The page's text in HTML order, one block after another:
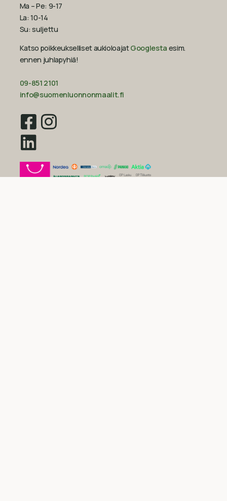
Ma – Pe: 9-17
La: 10-14
Su: suljettu
Katso poikkeukselliset aukioloajatGooglesta esim.
ennen juhlapyhiä!‍
09-851 2101
info@suomenluonnonmaalit.fi